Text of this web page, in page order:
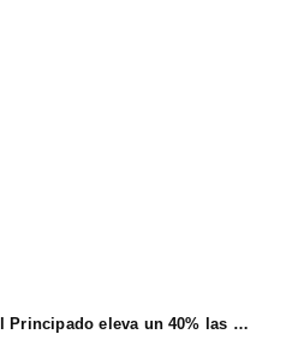
El Principado eleva un 40% las ayudas a la producción ecológica, que superan los cuatro millones de euros